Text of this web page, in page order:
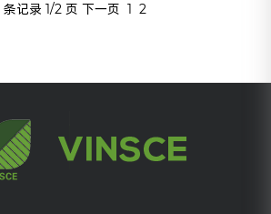
条记录 1/2 页 下一页 1 2